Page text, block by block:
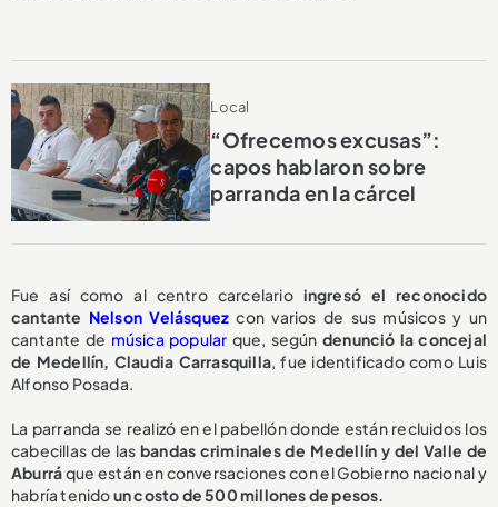
Local
“Ofrecemos excusas”:
capos hablaron sobre
parranda en la cárcel
Fue así como al centro carcelario ingresó el reconocido
cantante Nelson Velásquez con varios de sus músicos y un
cantante de música popular que, según denunció la concejal
de Medellín, Claudia Carrasquilla, fue identificado como Luis
Alfonso Posada.
La parranda se realizó en el pabellón donde están recluidos los
cabecillas de las bandas criminales de Medellín y del Valle de
Aburráque están en conversaciones con el Gobierno nacional y
habría tenidoun costo de 500 millones de pesos.